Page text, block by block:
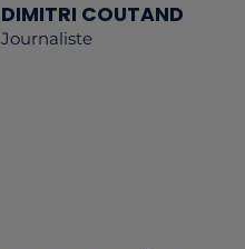
DIMITRI COUTAND
Journaliste